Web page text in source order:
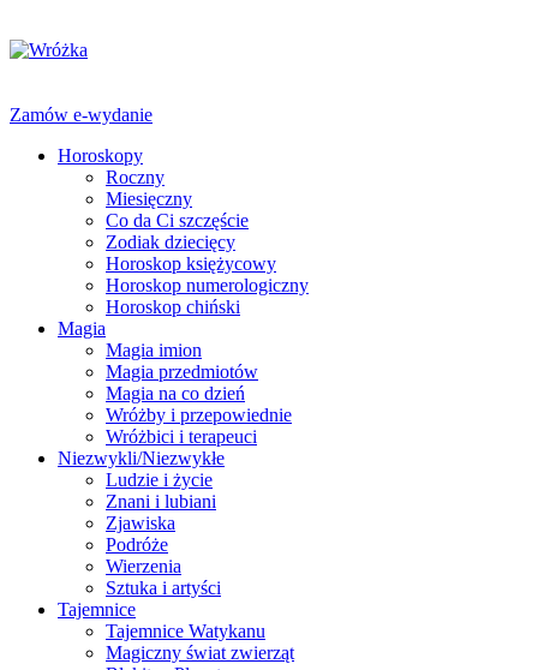
Zamów e-wydanie
Horoskopy
Roczny
Miesięczny
Co da Ci szczęście
Zodiak dziecięcy
Horoskop księżycowy
Horoskop numerologiczny
Horoskop chiński
Magia
Magia imion
Magia przedmiotów
Magia na co dzień
Wróżby i przepowiednie
Wróżbici i terapeuci
Niezwykli/Niezwykłe
Ludzie i życie
Znani i lubiani
Zjawiska
Podróże
Wierzenia
Sztuka i artyści
Tajemnice
Tajemnice Watykanu
Magiczny świat zwierząt